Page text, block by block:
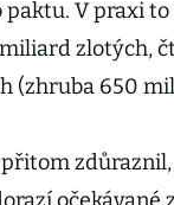
V praxi
zlotých,
(zhruba 650